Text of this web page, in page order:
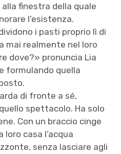
finestra della quale
l’esistenza.
i pasti proprio lì di
mai realmente nel loro
dove?» pronuncia Lia
formulando quella
di fronte a sé,
spettacolo. Ha solo
Con un braccio cinge
casa l’acqua
senza lasciare agli